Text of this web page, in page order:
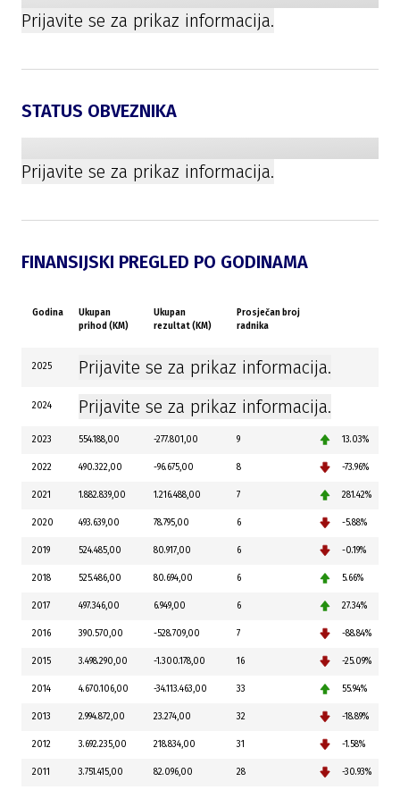
Prijavite se za prikaz informacija.
STATUS OBVEZNIKA
Prijavite se za prikaz informacija.
FINANSIJSKI PREGLED PO GODINAMA
Godina
Ukupan
prihod (KM)
Ukupan
rezultat (KM)
Prosječan broj
radnika
2025 Prijavite se za prikaz informacija.
2024 Prijavite se za prikaz informacija.
2023 554.188,00 -277.801,00 9 13.03%
2022 490.322,00 -96.675,00 8 -73.96%
2021 1.882.839,00 1.216.488,00 7 281.42%
2020 493.639,00 78.795,00 6 -5.88%
2019 524.485,00 80.917,00 6 -0.19%
2018 525.486,00 80.694,00 6 5.66%
2017 497.346,00 6.949,00 6 27.34%
2016 390.570,00 -528.709,00 7 -88.84%
2015 3.498.290,00 -1.300.178,00 16 -25.09%
2014 4.670.106,00 -34.113.463,00 33 55.94%
2013 2.994.872,00 23.274,00 32 -18.89%
2012 3.692.235,00 218.834,00 31 -1.58%
2011 3.751.415,00 82.096,00 28 -30.93%